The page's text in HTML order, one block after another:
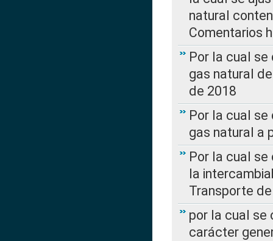
natural
Comentarios
Por la cual
gas natural
de 2018
Por la cual
gas natural a
Por la cual
la
Transporte
por la cual se
carácter